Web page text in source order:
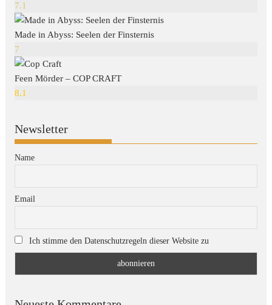
7.1
Made in Abyss: Seelen der Finsternis
7
Feen Mörder – COP CRAFT
8.1
Newsletter
Name
Email
Ich stimme den Datenschutzregeln dieser Website zu